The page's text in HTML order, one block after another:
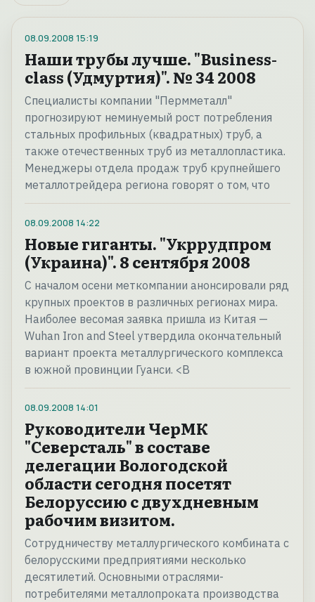
08.09.2008 15:19
Наши трубы лучше. "Business-
class (Удмуртия)". № 34 2008
Специалисты компании "Пермметалл"
прогнозируют неминуемый рост потребления
стальных профильных (квадратных) труб, а
также отечественных труб из металлопластика.
Менеджеры отдела продаж труб крупнейшего
металлотрейдера региона говорят о том, что
08.09.2008 14:22
Новые гиганты. "Укррудпром
(Украина)". 8 сентября 2008
С началом осени меткомпании анонсировали ряд
крупных проектов в различных регионах мира.
Наиболее весомая заявка пришла из Китая —
Wuhan Iron and Steel утвердила окончательный
вариант проекта металлургического комплекса
в южной провинции Гуанси. <B
08.09.2008 14:01
Руководители ЧерМК
"Северсталь" в составе
делегации Вологодской
области сегодня посетят
Белоруссию с двухдневным
рабочим визитом.
Сотрудничеству металлургического комбината с
белорусскими предприятиями несколько
десятилетий. Основными отраслями-
потребителями металлопроката производства